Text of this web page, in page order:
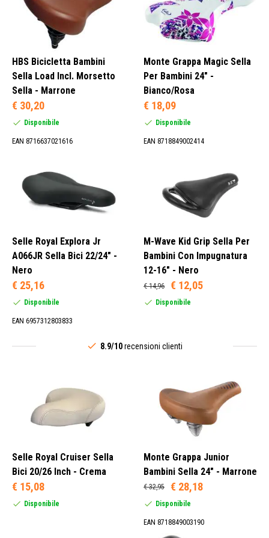
HBS Bicicletta Bambini
Sella Load Incl. Morsetto
Sella - Marrone
€ 30,20
Disponibile
EAN 8716637021616
Monte Grappa Magic Sella
Per Bambini 24" -
Bianco/Rosa
€ 18,09
Disponibile
EAN 8718849002414
Selle Royal Explora Jr
A066JR Sella Bici 22/24" -
Nero
€ 25,16
Disponibile
EAN 6957312803833
M-Wave Kid Grip Sella Per
Bambini Con Impugnatura
12-16" - Nero
€ 14,96 € 12,05
Disponibile
8.9/10recensioni clienti
Selle Royal Cruiser Sella
Bici 20/26 Inch - Crema
€ 15,08
Disponibile
Monte Grappa Junior
Bambini Sella 24" - Marrone
€ 32,95 € 28,18
Disponibile
EAN 8718849003190